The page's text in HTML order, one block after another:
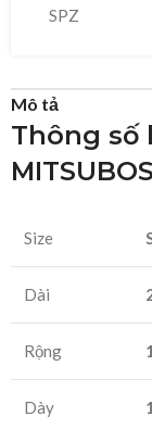
SPZ
Mô tả
Thông số
Size
Dài
Rộng
Dày